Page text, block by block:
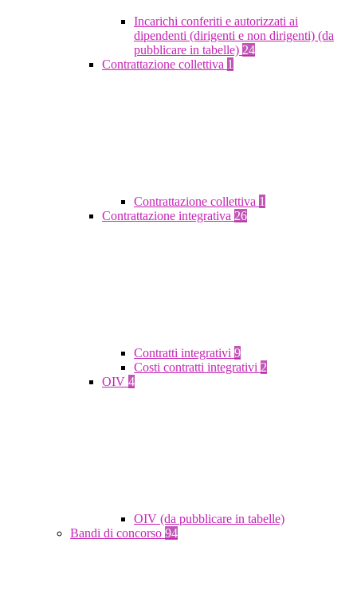
Incarichi conferiti e autorizzati ai
dipendenti (dirigenti e non dirigenti) (da
pubblicare in tabelle) 24
Contrattazione collettiva 1
Contrattazione collettiva 1
Contrattazione integrativa 26
Contratti integrativi 9
Costi contratti integrativi 2
OIV 4
OIV (da pubblicare in tabelle)
Bandi di concorso 94